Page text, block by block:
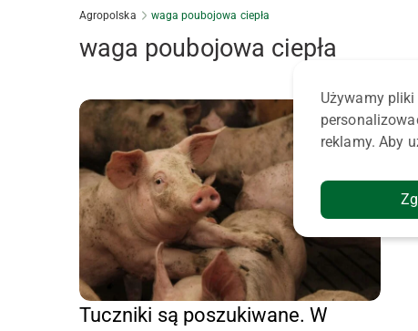
Agropolska waga poubojowa ciepła
waga poubojowa ciepła
Tuczniki są poszukiwane. W
Używamy
reklamy. Aby